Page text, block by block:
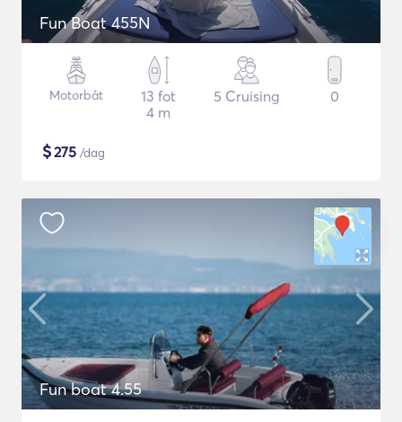
Fun Boat 455N
Motorbåt
13 fot
4 m
5 Cruising 0
$275 /dag
Fun boat 4.55